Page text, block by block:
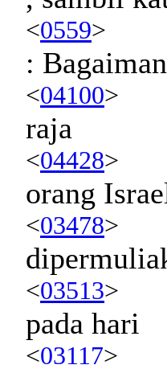
<0559>
:
<04100>
raja
<04428>
orang
<03478>
<03513>
pada hari
<03117>